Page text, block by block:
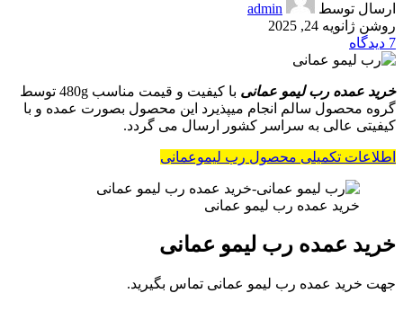
ارسال توسط
admin
روشن ژانویه 24, 2025
7 دیدگاه
خرید عمده رب لیمو عمانی
با کیفیت و قیمت مناسب 480g توسط
گروه محصول سالم انجام میپذیرد این محصول بصورت عمده و با
کیفیتی عالی به سراسر کشور ارسال می گردد.
اطلاعات تکمیلی محصول رب لیموعمانی
خرید عمده رب لیمو عمانی
خرید عمده رب لیمو عمانی
جهت خرید عمده رب لیمو عمانی تماس بگیرید.